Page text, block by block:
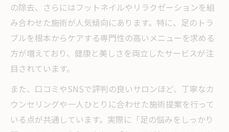
の除去、さらにはフットネイルやリラクゼーションを組
み合わせた施術が人気傾向にあります。特に、足のトラ
ブルを根本からケアする専門性の高いメニューを求める
方が増えており、健康と美しさを両立したサービスが注
目されています。
また、口コミやSNSで評判の良いサロンほど、丁寧なカ
ウンセリングや一人ひとりに合わせた施術提案を行って
いる点が共通しています。実際に「足の悩みをしっかり